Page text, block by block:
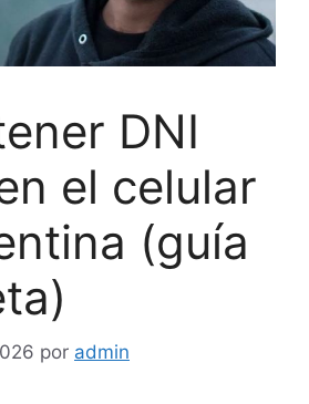
DNI
el celular
(guía
por admin